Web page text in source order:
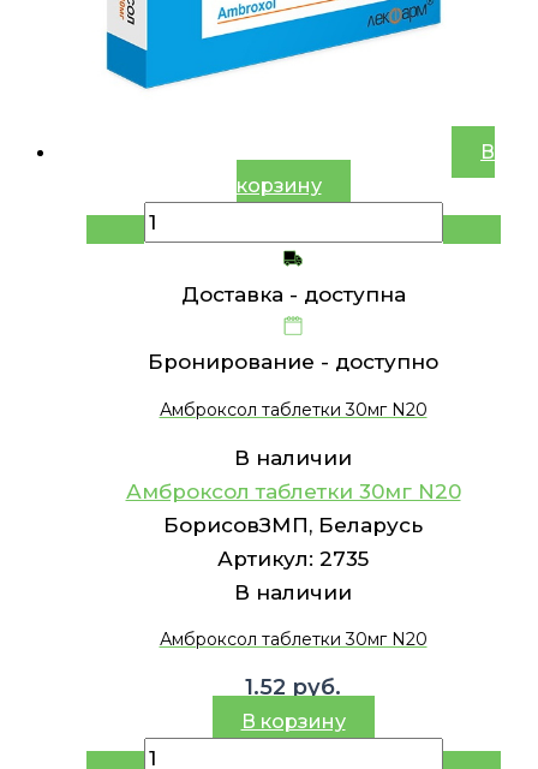
В
корзину
Доставка - доступна
Бронирование - доступно
Амброксол таблетки 30мг N20
В наличии
Амброксол таблетки 30мг N20
БорисовЗМП, Беларусь
Артикул: 2735
В наличии
Амброксол таблетки 30мг N20
1.52 руб.
В корзину